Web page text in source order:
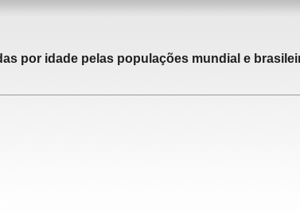
por idade pelas populações mundial e